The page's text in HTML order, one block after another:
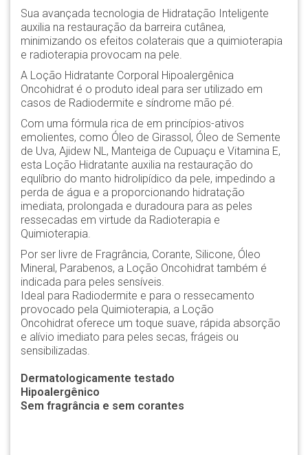
Sua avançada tecnologia de Hidratação Inteligente
auxilia na restauração da barreira cutânea,
minimizando os efeitos colaterais que a quimioterapia
e radioterapia provocam na pele.
A Loção Hidratante Corporal Hipoalergênica
Oncohidrat é o produto ideal para ser utilizado em
casos de Radiodermite e síndrome mão pé.
Com uma fórmula rica de em princípios-ativos
emolientes, como Óleo de Girassol, Óleo de Semente
de Uva, Ajidew NL, Manteiga de Cupuaçu e Vitamina E,
esta Loção Hidratante auxilia na restauração do
equlíbrio do manto hidrolipídico da pele, impedindo a
perda de água e a proporcionando hidratação
imediata, prolongada e duradoura para as peles
ressecadas em virtude da Radioterapia e
Quimioterapia.
Por ser livre de Fragrância, Corante, Silicone, Óleo
Mineral, Parabenos, a Loção Oncohidrat também é
indicada para peles sensíveis.
Ideal para Radiodermite e para o ressecamento
provocado pela Quimioterapia, a Loção
Oncohidrat oferece um toque suave, rápida absorção
e alívio imediato para peles secas, frágeis ou
sensibilizadas.
Dermatologicamente testado
Hipoalergênico
Sem fragrância e sem corantes